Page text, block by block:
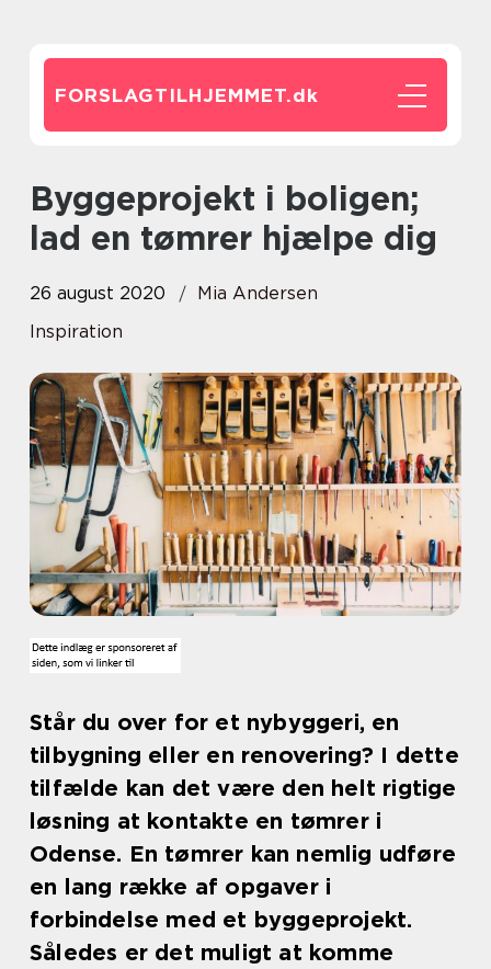
FORSLAGTILHJEMMET.dk
Byggeprojekt i boligen;
lad en tømrer hjælpe dig
26 august 2020
Mia Andersen
Inspiration
Står du over for et nybyggeri, en
tilbygning eller en renovering? I dette
tilfælde kan det være den helt rigtige
løsning at kontakte en tømrer i
Odense. En tømrer kan nemlig udføre
en lang række af opgaver i
forbindelse med et byggeprojekt.
Således er det muligt at komme